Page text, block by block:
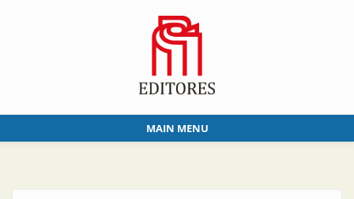
MAIN MENU